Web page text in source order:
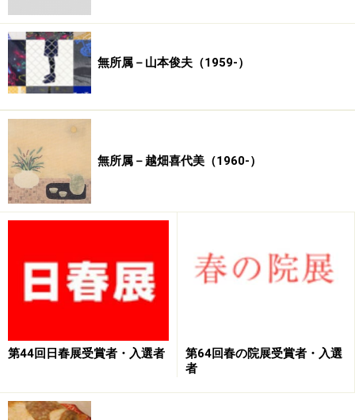
無所属－山本俊夫（1959-）
無所属－越畑喜代美（1960-）
第44回日春展受賞者・入選者
第64回春の院展受賞者・入選
者